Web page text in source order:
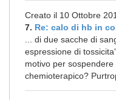
Creato il 10 Ottobre
7. Re: calo di hb in
... di due sacche di
espressione di
motivo per
chemioterapico?